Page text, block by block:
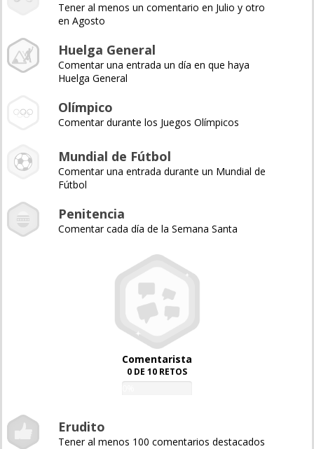
Tener al menos un comentario en Julio y otro
en Agosto
Huelga General
Comentar una entrada un día en que haya
Huelga General
Olímpico
Comentar durante los Juegos Olímpicos
Mundial de Fútbol
Comentar una entrada durante un Mundial de
Fútbol
Penitencia
Comentar cada día de la Semana Santa
Comentarista
0 DE 10 RETOS
Erudito
Tener al menos 100 comentarios destacados